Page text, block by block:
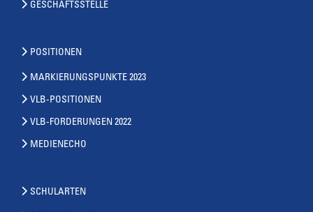
GESCHÄFTSSTELLE
POSITIONEN
MARKIERUNGSPUNKTE 2023
VLB-POSITIONEN
VLB-FORDERUNGEN 2022
MEDIENECHO
SCHULARTEN